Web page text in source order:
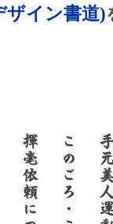
ザイン書道)